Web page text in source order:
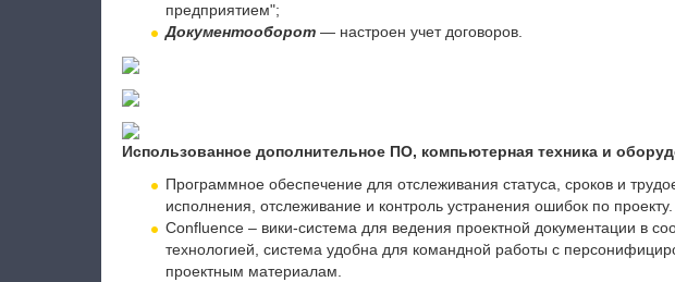
предприятием";
Документооборот — настроен учет договоров.
Использованное дополнительное ПО, компьютерная техника и
Программное обеспечение для отслеживания статуса, сроков и
исполнения, отслеживание и контроль устранения ошибок по проекту.
Confluence – вики-система для ведения проектной документации в
технологией, система удобна для командной работы с
проектным материалам.